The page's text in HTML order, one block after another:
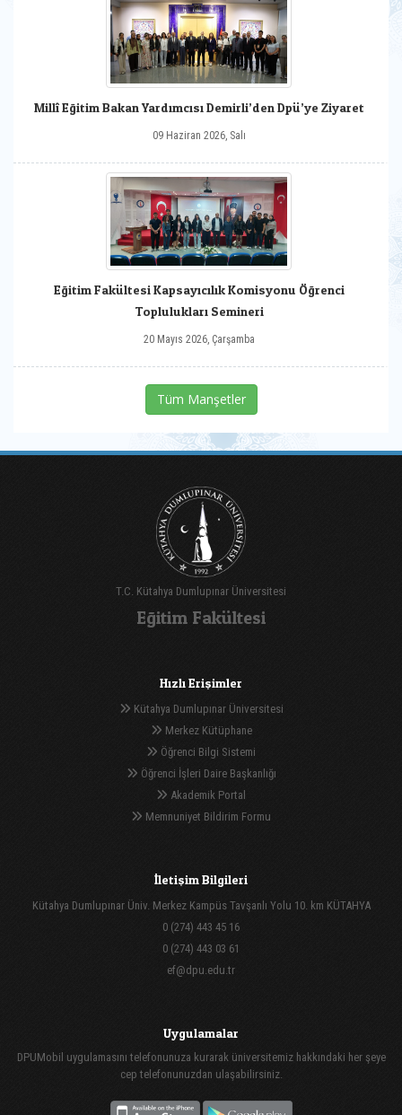
Millî Eğitim Bakan Yardımcısı Demirli’den Dpü’ye Ziyaret
09 Haziran 2026, Salı
Eğitim Fakültesi Kapsayıcılık Komisyonu Öğrenci
Toplulukları Semineri
20 Mayıs 2026, Çarşamba
Tüm Manşetler
T.C. Kütahya Dumlupınar Üniversitesi
Eğitim Fakültesi
Hızlı Erişimler
Kütahya Dumlupınar Üniversitesi
Merkez Kütüphane
Öğrenci Bilgi Sistemi
Öğrenci İşleri Daire Başkanlığı
Akademik Portal
Memnuniyet Bildirim Formu
İletişim Bilgileri
Kütahya Dumlupınar Üniv. Merkez Kampüs Tavşanlı Yolu 10. km KÜTAHYA
0 (274) 443 45 16
0 (274) 443 03 61
ef@dpu.edu.tr
Uygulamalar
DPUMobil uygulamasını telefonunuza kurarak üniversitemiz hakkındaki her şeye
cep telefonunuzdan ulaşabilirsiniz.